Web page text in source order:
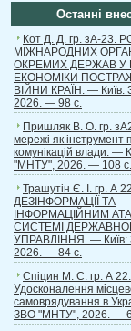
Останні
Кот Д. Д. гр. зА-23.
МІЖНАРОДНИХ
ОКРЕМИХ ДЕРЖАВ У
ЕКОНОМІКИ
ВІЙНИ КРАЇН. —
2026. — 98 с.
Пришляк В. О. гр.
мережі як інструмент
комунікацій влади. —
"МНТУ", 2026. — 108 с.
Трашутін Є. І. гр. А
ДЕЗІНФОРМАЦІЇ ТА
ІНФОРМАЦІЙНИМ
СИСТЕМІ
УПРАВЛІННЯ. —
2026. — 84 с.
Спіцин М. С. гр. А 22.
Удосконалення
самоврядування в
ЗВО "МНТУ", 2026. —